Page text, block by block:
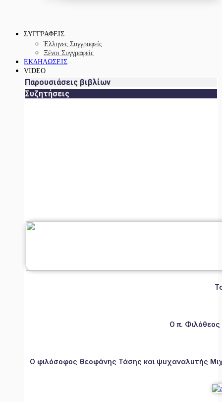
ΣΥΓΓΡΑΦΕΙΣ
Έλληνες Συγγραφείς
Ξένοι Συγγραφείς
ΕΚΔΗΛΩΣΕΙΣ
VIDEO
Παρουσιάσεις βιβλίων
Συζητήσεις
Ο π.
Ο φιλόσοφος Θεοφάνης Τάσης και ψυχαναλυτής